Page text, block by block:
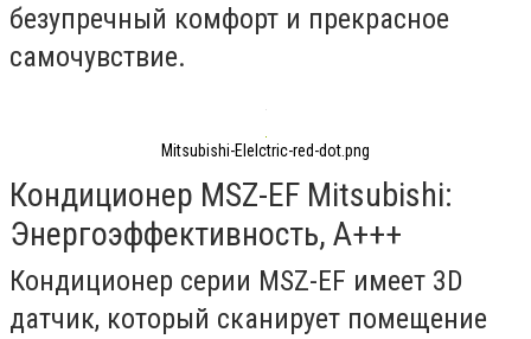
безупречный комфорт и прекрасное
самочувствие.
Mitsubishi-Elelctric-red-dot.png
Кондиционер MSZ-EF Mitsubishi:
Энергоэффективность, А+++
Кондиционер серии MSZ-EF имеет 3D
датчик, который сканирует помещение